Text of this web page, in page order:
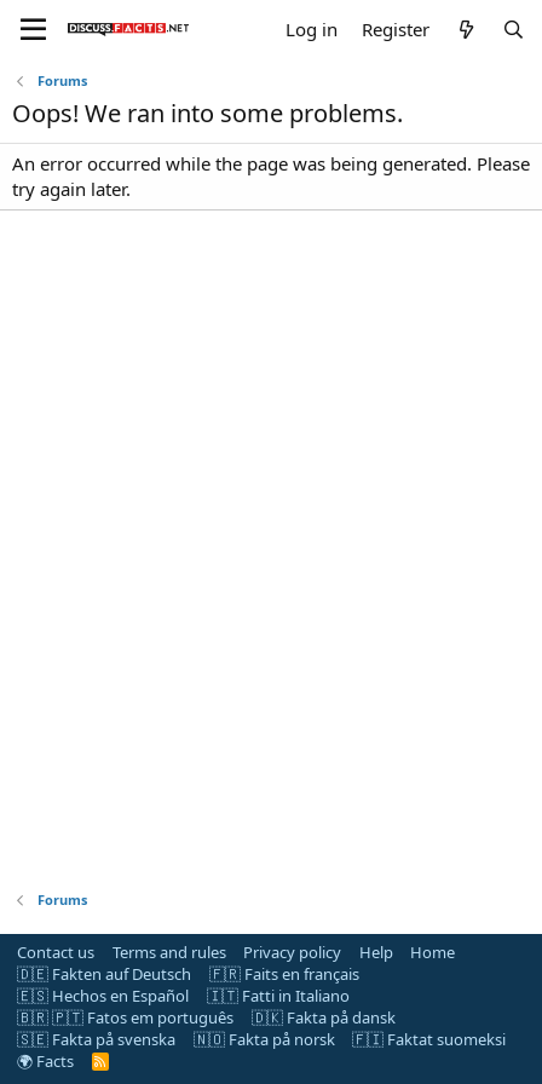
Log in Register
Forums
Oops! We ran into some problems.
An error occurred while the page was being generated. Please
try again later.
Forums
Contact us Terms and rules Privacy policy Help
Home
🇩🇪 Fakten auf Deutsch
🇫🇷 Faits en français
🇪🇸 Hechos en Español
🇮🇹 Fatti in Italiano
🇧🇷 🇵🇹 Fatos em português
🇩🇰 Fakta på dansk
🇸🇪 Fakta på svenska
🇳🇴 Fakta på norsk
🇫🇮 Faktat suomeksi
🌍 Facts
R